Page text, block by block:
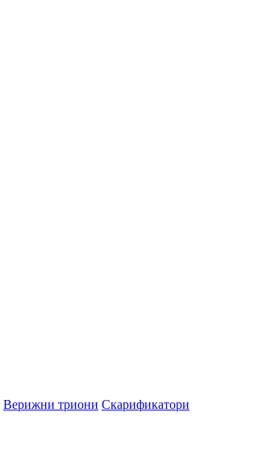
Верижни триони Скарификатори